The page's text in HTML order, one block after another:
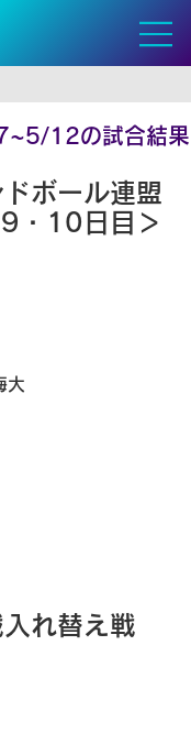
12の試合結果
ボール連盟
・10日目＞
大
れ替え戦